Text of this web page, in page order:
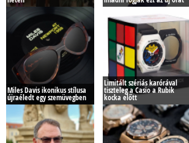
Miles Davis ikonikus stílusa
újraéledt egy szemüvegben
Limitált szériás karórával
tiszteleg a Casio a Rubik
kocka előtt